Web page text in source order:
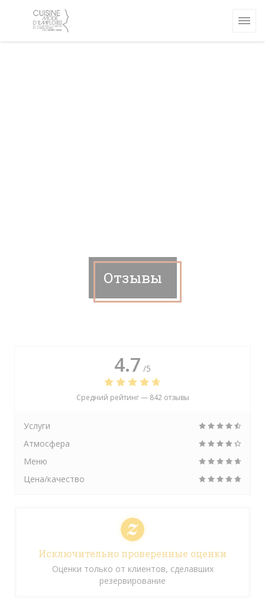
Отзывы
4.7 /5
Средний рейтинг — 842 отзывы
Услуги
Атмосфера
Меню
Цена/качество
Исключительно проверенные оценки
Оценки только от клиентов, сделавших
резервирование